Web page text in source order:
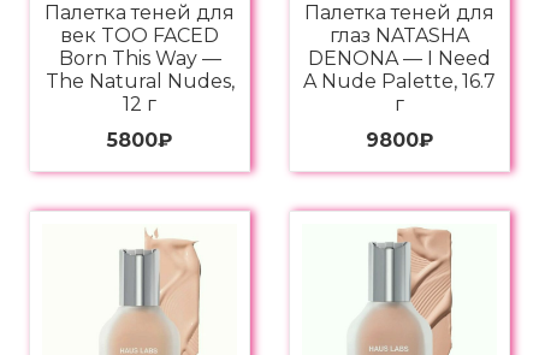
Палетка теней для
век TOO FACED
Born This Way —
The Natural Nudes,
12 г
5800₽
Палетка теней для
глаз NATASHA
DENONA — I Need
A Nude Palette, 16.7
г
9800₽